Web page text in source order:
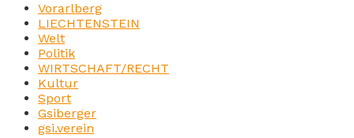
Vorarlberg
LIECHTENSTEIN
Welt
Politik
WIRTSCHAFT/RECHT
Kultur
Sport
Gsiberger
gsi.verein